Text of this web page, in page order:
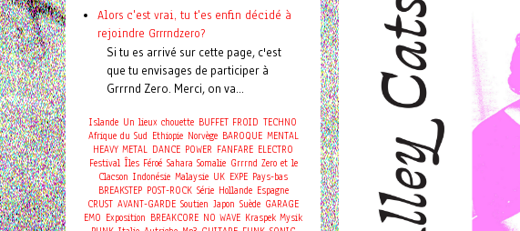
Alors c'est vrai, tu t'es enfin décidé à
rejoindre Grrrndzero?
Si tu es arrivé sur cette page, c'est
que tu envisages de participer à
Grrrnd Zero. Merci, on va...
Islande Un lieux chouette BUFFET FROID TECHNO
Afrique du Sud Ethiopie Norvège BAROQUE MENTAL
HEAVY METAL DANCE POWER FANFARE ELECTRO
Festival Îles Féroé Sahara Somalie Grrrnd Zero et le
Clacson Indonésie Malaysie UK EXPE Pays-bas
BREAKSTEP POST-ROCK Série Hollande Espagne
CRUST AVANT-GARDE Soutien Japon Suède GARAGE
EMO Exposition BREAKCORE NO WAVE Kraspek Mysik